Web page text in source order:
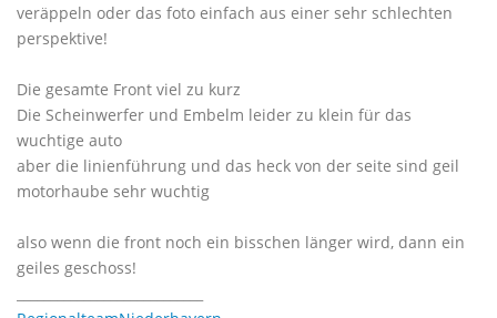
veräppeln oder das foto einfach aus einer sehr schlechten
perspektive!
Die gesamte Front viel zu kurz
Die Scheinwerfer und Embelm leider zu klein für das
wuchtige auto
aber die linienführung und das heck von der seite sind geil
motorhaube sehr wuchtig
also wenn die front noch ein bisschen länger wird, dann ein
geiles geschoss!